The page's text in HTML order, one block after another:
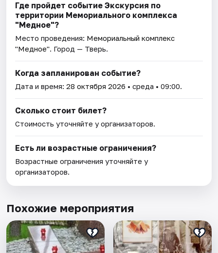
Где пройдет событие Экскурсия по
территории Мемориального комплекса
"Медное"?
Место проведения: Мемориальный комплекс
"Медное". Город — Тверь.
Когда запланирован событие?
Дата и время:28 октября 2026 • среда • 09:00.
Сколько стоит билет?
Стоимость уточняйте у организаторов.
Есть ли возрастные ограничения?
Возрастные ограничения уточняйте у
организаторов.
Похожие мероприятия